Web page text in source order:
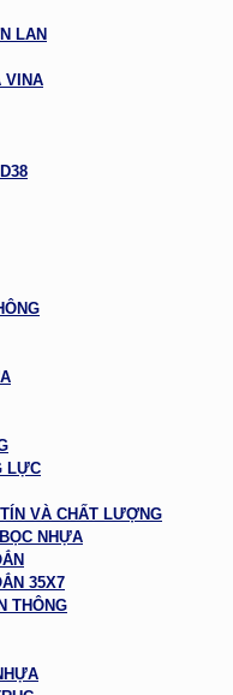
LAN
VINA
LỰC
VÀ CHẤT LƯỢNG
NHỰA
35X7
THÔNG